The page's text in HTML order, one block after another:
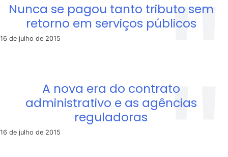
Nunca se pagou tanto tributo sem
retorno em serviços públicos
16 de julho de 2015
A nova era do contrato
administrativo e as agências
reguladoras
16 de julho de 2015